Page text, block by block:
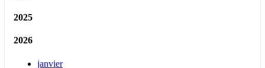
2025
2026
janvier